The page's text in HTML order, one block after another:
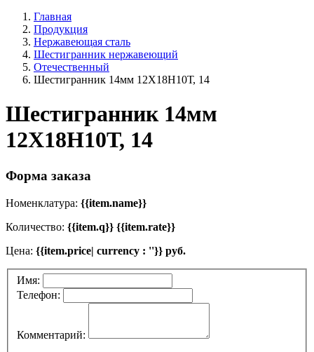
Главная
Продукция
Нержавеющая сталь
Шестигранник нержавеющий
Отечественный
Шестигранник 14мм 12Х18Н10Т, 14
Шестигранник 14мм
12Х18Н10Т, 14
Форма заказа
Номенклатура: {{item.name}}
Количество: {{item.q}} {{item.rate}}
Цена: {{item.price| currency : ''}} руб.
Имя:
Телефон:
Комментарий: